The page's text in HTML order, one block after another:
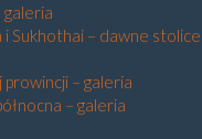
galeria
Sukhothai – dawne stolice
prowincji – galeria
– galeria